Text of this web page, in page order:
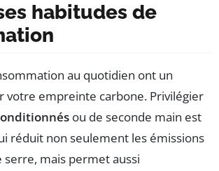
habitudes de
au quotidien ont un
votre empreinte carbone. Privilégier
ou de seconde main est
réduit non seulement les émissions
serre, mais permet aussi